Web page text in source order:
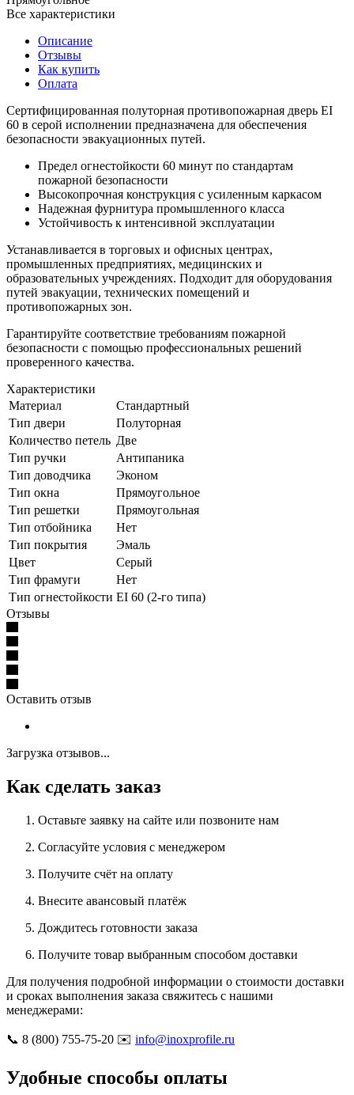
Все характеристики
Описание
Отзывы
Как купить
Оплата
Сертифицированная полуторная противопожарная дверь EI
60 в серой исполнении предназначена для обеспечения
безопасности эвакуационных путей.
Предел огнестойкости 60 минут по стандартам
пожарной безопасности
Высокопрочная конструкция с усиленным каркасом
Надежная фурнитура промышленного класса
Устойчивость к интенсивной эксплуатации
Устанавливается в торговых и офисных центрах,
промышленных предприятиях, медицинских и
образовательных учреждениях. Подходит для оборудования
путей эвакуации, технических помещений и
противопожарных зон.
Гарантируйте соответствие требованиям пожарной
безопасности с помощью профессиональных решений
проверенного качества.
Характеристики
Материал
Стандартный
Тип двери
Полуторная
Количество петель Две
Тип ручки
Антипаника
Тип доводчика
Эконом
Тип окна
Прямоугольное
Тип решетки
Прямоугольная
Тип отбойника
Нет
Тип покрытия
Эмаль
Цвет
Серый
Тип фрамуги
Нет
Тип огнестойкости EI 60 (2-го типа)
Отзывы
Оставить отзыв
Загрузка отзывов...
Как сделать заказ
Оставьте заявку на сайте или позвоните нам
Согласуйте условия с менеджером
Получите счёт на оплату
Внесите авансовый платёж
Дождитесь готовности заказа
Получите товар выбранным способом доставки
Для получения подробной информации о стоимости доставки
и сроках выполнения заказа свяжитесь с нашими
менеджерами:
📞 8 (800) 755-75-20 ✉️ info@inoxprofile.ru
Удобные способы оплаты